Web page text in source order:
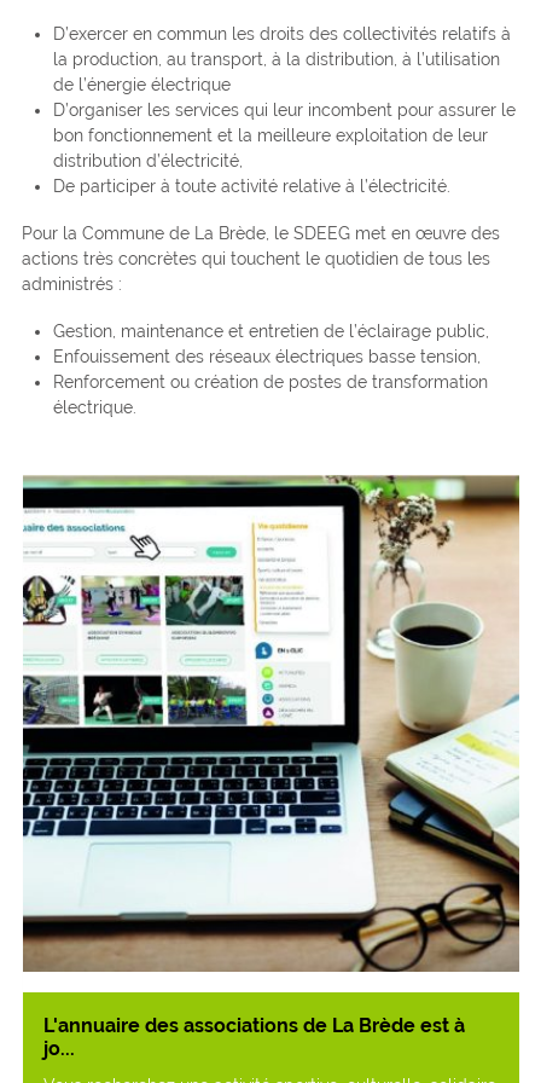
D’exercer en commun les droits des collectivités relatifs à
la production, au transport, à la distribution, à l’utilisation
de l’énergie électrique
D’organiser les services qui leur incombent pour assurer le
bon fonctionnement et la meilleure exploitation de leur
distribution d’électricité,
De participer à toute activité relative à l’électricité.
Pour la Commune de La Brède, le SDEEG met en œuvre des
actions très concrètes qui touchent le quotidien de tous les
administrés :
Gestion, maintenance et entretien de l’éclairage public,
Enfouissement des réseaux électriques basse tension,
Renforcement ou création de postes de transformation
électrique.
L'annuaire des associations de La Brède est à
jo...